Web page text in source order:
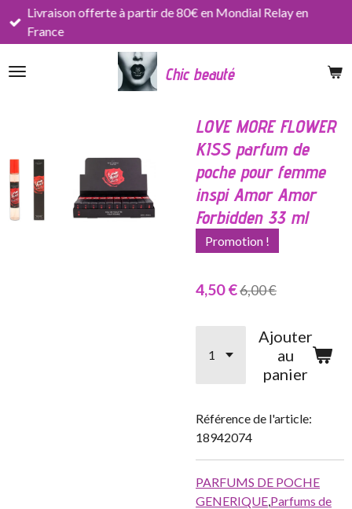
Passer
principal
Chic beauté
Livraison offerte à partir de 80€ en Mondial Relay en
France
LOVE MORE FLOWER
KISS parfum de
poche pour femme
inspi Amor Amor
Forbidden 33 ml
Promotion !
4,50 €6,00 €
Ajouter
au
panier
Référence de l'article:
18942074
PARFUMS DE POCHE
GENERIQUE,Parfums de